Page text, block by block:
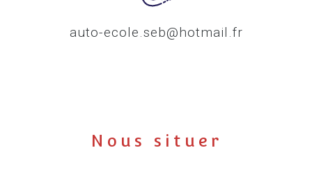
auto-ecole.seb@hotmail.fr
Nous situer